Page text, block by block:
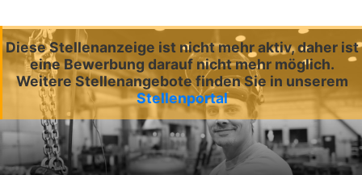
Diese Stellenanzeige ist nicht mehr aktiv, daher ist
eine Bewerbung darauf nicht mehr möglich.
Weitere Stellenangebote finden Sie in unserem
Stellenportal